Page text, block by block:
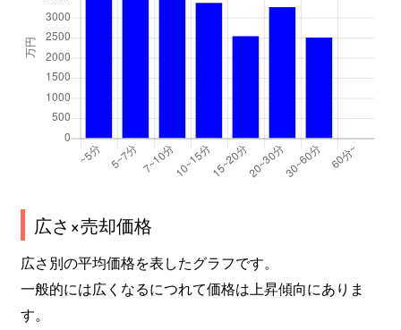
広さ×売却価格
広さ別の平均価格を表したグラフです。
一般的には広くなるにつれて価格は上昇傾向にありま
す。